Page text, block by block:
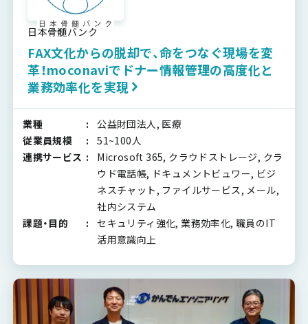
日本骨髄バンク
FAX文化からの脱却で、命をつなぐ現場を変
革！moconaviでドナー情報管理の高度化と
業務効率化を実現
業種
公益財団法人, 医療
従業員規模
51~100人
連携サービス
Microsoft 365, クラウドストレージ, クラ
ウド電話帳, ドキュメントビュワー, ビジ
ネスチャット, ファイルサービス, メール,
社内システム
課題・目的
セキュリティ強化, 業務効率化, 職員のIT
活用意識向上